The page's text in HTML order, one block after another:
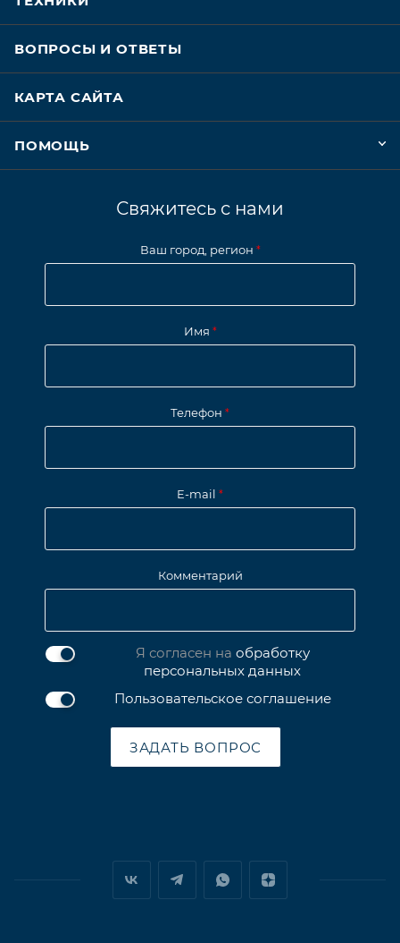
ВОПРОСЫ И ОТВЕТЫ
КАРТА САЙТА
ПОМОЩЬ
Свяжитесь с нами
Ваш город, регион *
Имя *
Телефон *
E-mail *
Комментарий
Я согласен на обработку
персональных данных
Пользовательское соглашение
ЗАДАТЬ ВОПРОС